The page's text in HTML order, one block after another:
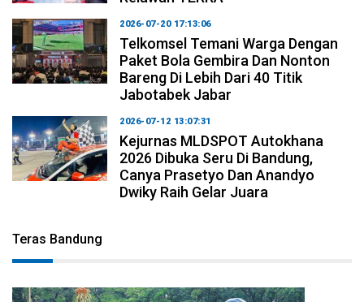
2026-07-20 17:13:06
Telkomsel Temani Warga Dengan
Paket Bola Gembira Dan Nonton
Bareng Di Lebih Dari 40 Titik
Jabotabek Jabar
2026-07-12 13:07:31
Kejurnas MLDSPOT Autokhana
2026 Dibuka Seru Di Bandung,
Canya Prasetyo Dan Anandyo
Dwiky Raih Gelar Juara
Teras Bandung